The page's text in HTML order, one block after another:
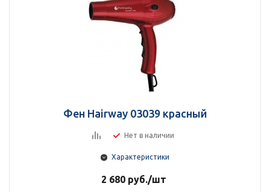
Фен Hairway 03039 красный
Нет в наличии
Характеристики
2 680 руб./шт